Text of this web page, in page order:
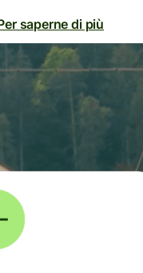
saperne di più